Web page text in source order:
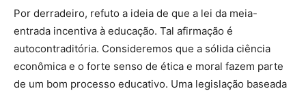
Por derradeiro, refuto a ideia de que a lei da meia-
entrada incentiva à educação. Tal afirmação é
autocontraditória. Consideremos que a sólida ciência
econômica e o forte senso de ética e moral fazem parte
de um bom processo educativo. Uma legislação baseada